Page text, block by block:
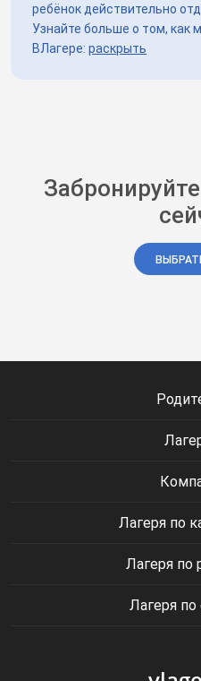
ребёнок действительно
Узнайте больше о том, как
ВЛагере: раскрыть
Лагеря по
Лагеря по
Лагеря